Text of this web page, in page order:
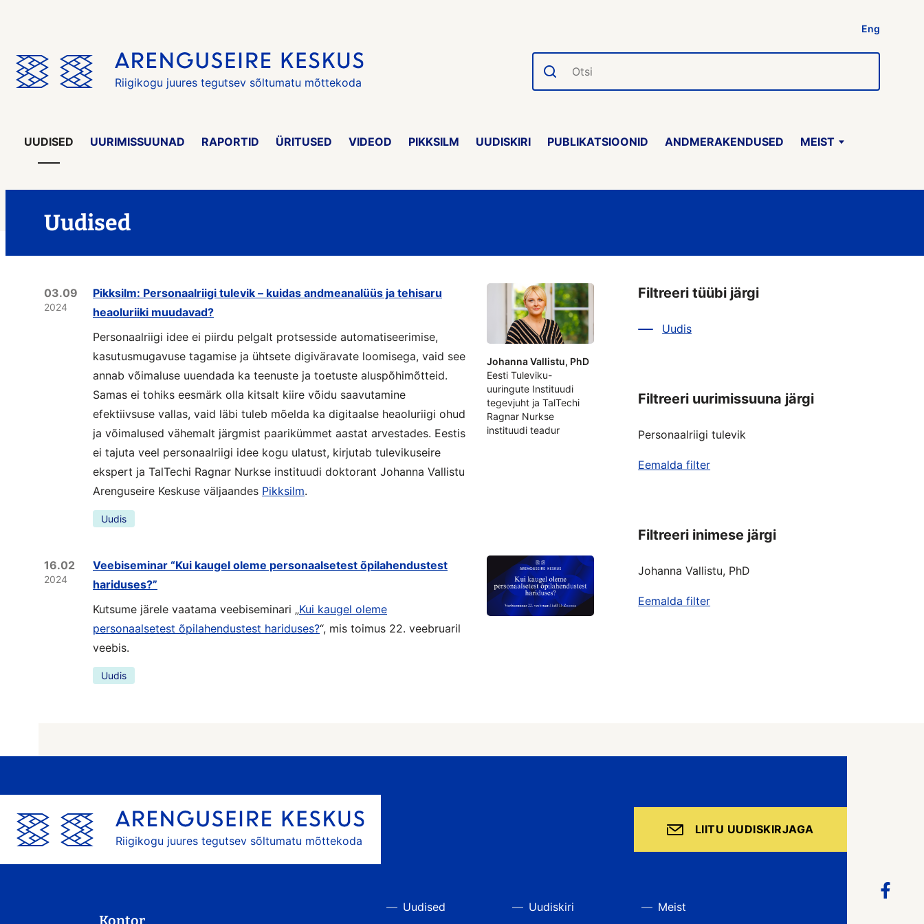
Eng
Riigikogu juures tegutsev sõltumatu mõttekoda
Otsi
UUDISED UURIMISSUUNAD RAPORTID ÜRITUSED VIDEOD PIKKSILM UUDISKIRI PUBLIKATSIOONID ANDMERAKENDUSED MEIST
Uudised
03.09
2024
Pikksilm: Personaalriigi tulevik – kuidas andmeanalüüs ja tehisaru
heaoluriiki muudavad?
Personaalriigi idee ei piirdu pelgalt protsesside automatiseerimise,
kasutusmugavuse tagamise ja ühtsete digiväravate loomisega, vaid see
annab võimaluse uuendada ka teenuste ja toetuste aluspõhimõtteid.
Samas ei tohiks eesmärk olla kitsalt kiire võidu saavutamine
efektiivsuse vallas, vaid läbi tuleb mõelda ka digitaalse heaoluriigi ohud
ja võimalused vähemalt järgmist paarikümmet aastat arvestades. Eestis
ei tajuta veel personaalriigi idee kogu ulatust, kirjutab tulevikuseire
ekspert ja TalTechi Ragnar Nurkse instituudi doktorant Johanna Vallistu
Arenguseire Keskuse väljaandes Pikksilm.
Uudis
Johanna Vallistu, PhD
Eesti Tuleviku-
uuringute Instituudi
tegevjuht ja TalTechi
Ragnar Nurkse
instituudi teadur
16.02
2024
Veebiseminar “Kui kaugel oleme personaalsetest õpilahendustest
hariduses?”
Kutsume järele vaatama veebiseminari „Kui kaugel oleme
personaalsetest õpilahendustest hariduses?“, mis toimus 22. veebruaril
veebis.
Uudis
Filtreeri tüübi järgi
Uudis
Filtreeri uurimissuuna järgi
Personaalriigi tulevik
Eemalda filter
Filtreeri inimese järgi
Johanna Vallistu, PhD
Eemalda filter
Riigikogu juures tegutsev sõltumatu mõttekoda
LIITU UUDISKIRJAGA
Kontor
Uudised Uudiskiri Meist